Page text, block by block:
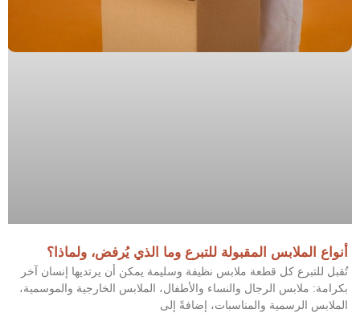
أنواع الملابس المقبولة للتبرع وما الذي يُرفض، ولماذا؟
تُقبل للتبرع كل قطعة ملابس نظيفة وسليمة يمكن أن يرتديها إنسان آخر
بكرامة: ملابس الرجال والنساء والأطفال، الملابس الخارجية والموسمية،
الملابس الرسمية والمناسبات، إضافةً إلى